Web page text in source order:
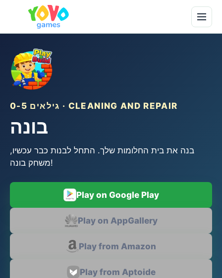
גילאים 0-5 · CLEANING AND REPAIR
בונה
בנה את בית החלומות שלך. התחל לבנות כבר עכשיו,
משחק בונה!
Play on Google Play
Play on AppGallery
Play from Amazon
Play from Aptoide